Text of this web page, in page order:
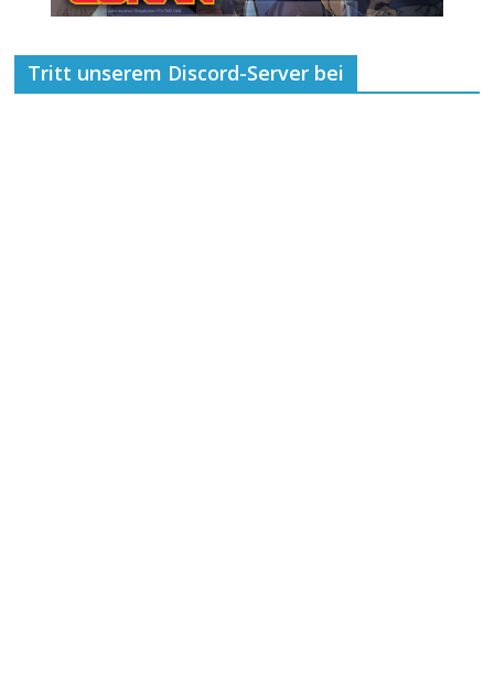
Tritt unserem Discord-Server bei